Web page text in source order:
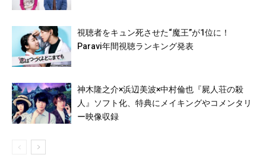
視聴者をキュン死させた“魔王”が1位に！
Paravi年間視聴ランキング発表
神木隆之介×浜辺美波×中村倫也『屍人荘の殺
人』ソフト化、特典にメイキングやコメンタリ
ー映像収録